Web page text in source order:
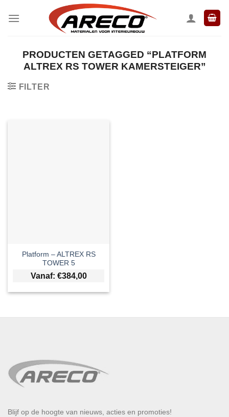
naar
PRODUCTEN GETAGGED “PLATFORM
ALTREX RS TOWER KAMERSTEIGER”
FILTER
Platform – ALTREX RS
TOWER 5
Vanaf: €384,00
Blijf op de hoogte van nieuws, acties en promoties!